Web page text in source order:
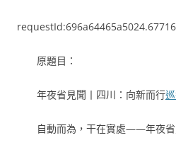
原題目：
年夜省見聞丨四川：向新而行
自動而為，干在實處——年夜省